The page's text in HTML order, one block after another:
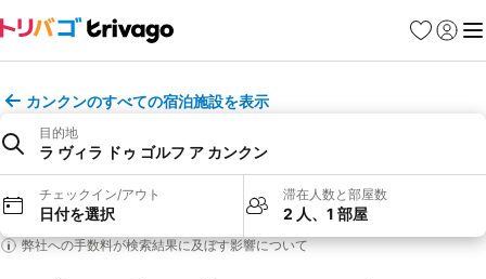
お気に入り
ログイ
メ
カンクンのすべての宿泊施設を表示
目的地
ラ ヴィラ ドゥ ゴルフ ア カンクン
チェックイン/アウト
日付を選択
滞在人数と部屋数
2 人、1 部屋
弊社への手数料が検索結果に及ぼす影響について